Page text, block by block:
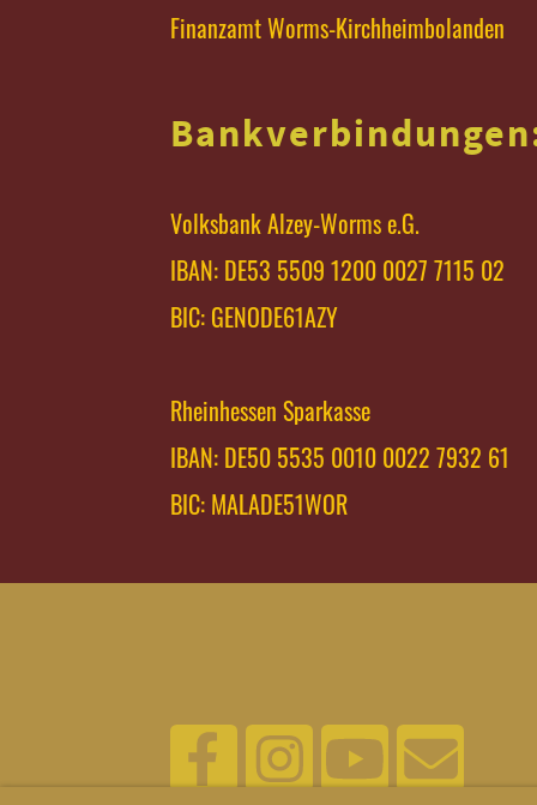
Finanzamt Worms-Kirchheimbolanden
Volksbank Alzey-Worms e.G.
IBAN: DE53 5509 1200 0027 7115 02
BIC: GENODE61AZY
Rheinhessen Sparkasse
IBAN: DE50 5535 0010 0022 7932 61
BIC: MALADE51WOR